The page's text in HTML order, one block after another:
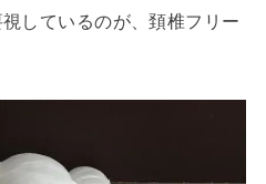
しているのが、頚椎フリー